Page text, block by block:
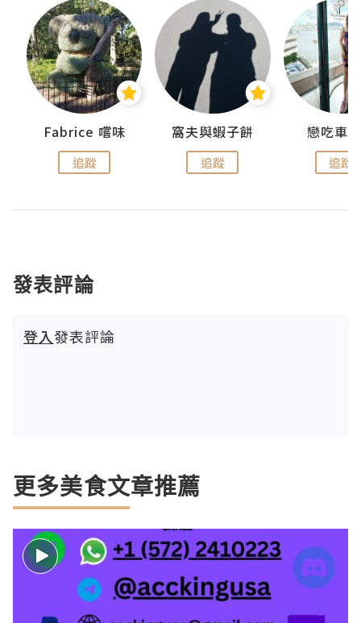
Fabrice 嚐味
追蹤
窩夫與蝦子餅
追蹤
戀吃車
追蹤
發表評論
登入發表評論
更多美食文章推薦